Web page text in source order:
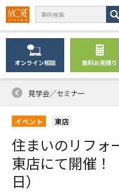
オンライン相談 無料お見積り
見学会／セミナー
イベント 東店
住まいのリフォ
東店にて開催！
日）